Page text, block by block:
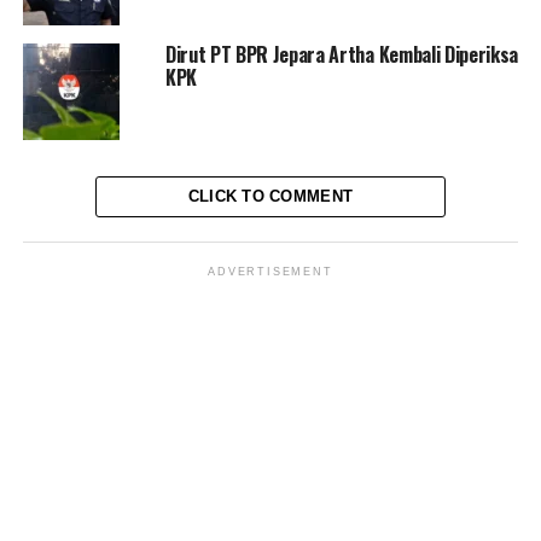
“Menjatuhkan pidana denda terhadap terdakwa Teddy
Tjokrosaputro sebesar Rp 5 miliar dan Subsidair selama 1
tahun Kurungan,” tegasnya.
Kemudian, jaksa juga meminta majelis hakim untuk
menjatuhkan pidana tambahan berupa membayar uang
pengganti Terhadap terdakwa Teddy Tjokrosaputro
sebesar Rp20 miliar lebih.
Dirut PT BPR Jepara Artha Kembali Diperiksa
KPK
CLICK TO COMMENT
ADVERTISEMENT